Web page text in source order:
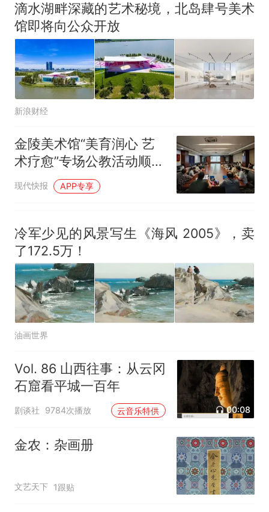
滴水湖畔深藏的艺术秘境，北岛肆号美术
馆即将向公众开放
新浪财经
金陵美术馆“美育润心 艺
术疗愈”专场公教活动顺利
开展
现代快报 APP专享
冷军少见的风景写生《海风 2005》，卖
了172.5万！
油画世界
Vol. 86 山西往事：从云冈
石窟看平城一百年
剧谈社 9784次播放 云音乐特供 00:08
金农：杂画册
文艺天下 1跟贴